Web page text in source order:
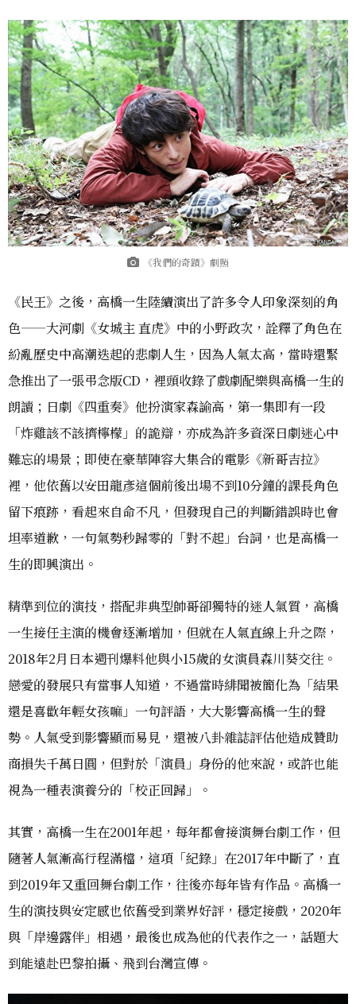
《我們的奇蹟》劇照
《民王》之後，高橋一生陸續演出了許多令人印象深刻的角
色——大河劇《女城主 直虎》中的小野政次，詮釋了角色在
紛亂歷史中高潮迭起的悲劇人生，因為人氣太高，當時還緊
急推出了一張弔念版CD，裡頭收錄了戲劇配樂與高橋一生的
朗讀；日劇《四重奏》他扮演家森諭高，第一集即有一段
「炸雞該不該擠檸檬」的詭辯，亦成為許多資深日劇迷心中
難忘的場景；即使在豪華陣容大集合的電影《新哥吉拉》
裡，他依舊以安田龍彥這個前後出場不到10分鐘的課長角色
留下痕跡，看起來自命不凡，但發現自己的判斷錯誤時也會
坦率道歉，一句氣勢秒歸零的「對不起」台詞，也是高橋一
生的即興演出。
精準到位的演技，搭配非典型帥哥卻獨特的迷人氣質，高橋
一生接任主演的機會逐漸增加，但就在人氣直線上升之際，
2018年2月日本週刊爆料他與小15歲的女演員森川葵交往。
戀愛的發展只有當事人知道，不過當時緋聞被簡化為「結果
還是喜歡年輕女孩嘛」一句評語，大大影響高橋一生的聲
勢。人氣受到影響顯而易見，還被八卦雜誌評估他造成贊助
商損失千萬日圓，但對於「演員」身份的他來說，或許也能
視為一種表演養分的「校正回歸」。
其實，高橋一生在2001年起，每年都會接演舞台劇工作，但
隨著人氣漸高行程滿檔，這項「紀錄」在2017年中斷了，直
到2019年又重回舞台劇工作，往後亦每年皆有作品。高橋一
生的演技與安定感也依舊受到業界好評，穩定接戲，2020年
與「岸邊露伴」相遇，最後也成為他的代表作之一，話題大
到能遠赴巴黎拍攝、飛到台灣宣傳。